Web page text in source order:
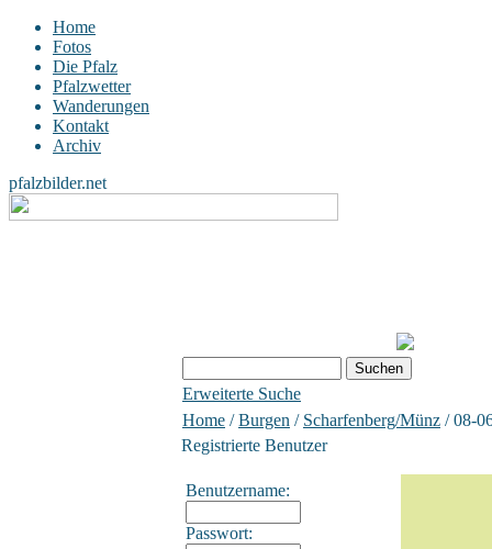
Home
Fotos
Die Pfalz
Pfalzwetter
Wanderungen
Kontakt
Archiv
pfalzbilder.net
Erweiterte Suche
Home /Burgen / Scharfenberg/Münz / 08-
Registrierte Benutzer
Benutzername:
Passwort: